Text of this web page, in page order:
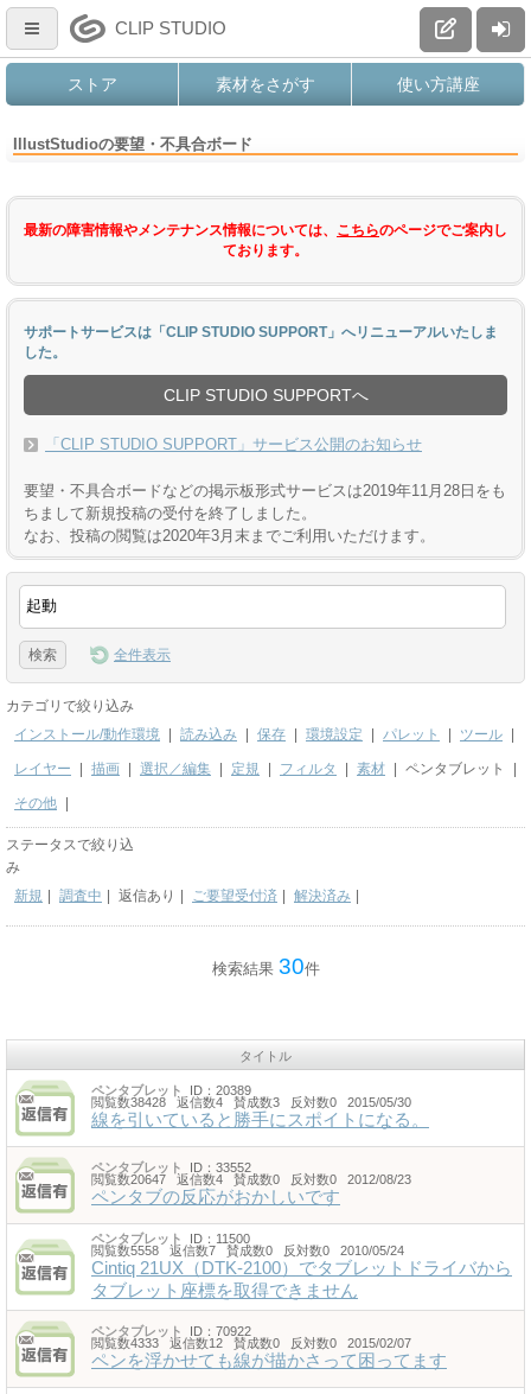
CLIP STUDIO
ストア 素材をさがす 使い方講座
IllustStudioの要望・不具合ボード
最新の障害情報やメンテナンス情報については、 こちらのページでご案内し
ております。
サポートサービスは「CLIP STUDIO SUPPORT」へリニューアルいたしま
した。
CLIP STUDIO SUPPORTへ
「CLIP STUDIO SUPPORT」サービス公開のお知らせ
要望・不具合ボードなどの掲示板形式サービスは2019年11月28日をも
ちまして新規投稿の受付を終了しました。
なお、投稿の閲覧は2020年3月末までご利用いただけます。
全件表示
カテゴリで絞り込み
インストール/動作環境
読み込み 保存 環境設定 パレット ツール
レイヤー 描画 選択／編集 定規 フィルタ 素材 ペンタブレット
その他
ステータスで絞り込
み
新規
調査中 返信あり ご要望受付済 解決済み
検索結果 30件
タイトル
ペンタブレット
ID：20389
閲覧数38428 返信数4 賛成数3 反対数0 2015/05/30
線を引いていると勝手にスポイトになる。
ペンタブレット
ID：33552
閲覧数20647 返信数4 賛成数0 反対数0 2012/08/23
ペンタブの反応がおかしいです
ペンタブレット
ID：11500
閲覧数5558 返信数7 賛成数0 反対数0 2010/05/24
Cintiq 21UX（DTK-2100）でタブレットドライバから
タブレット座標を取得できません
ペンタブレット
ID：70922
閲覧数4333 返信数12 賛成数0 反対数0 2015/02/07
ペンを浮かせても線が描かさって困ってます